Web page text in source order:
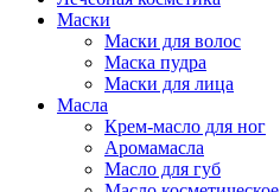
Маски
Маски для волос
Маска пудра
Маски для лица
Масла
Крем-масло для ног
Аромамасла
Масло для губ